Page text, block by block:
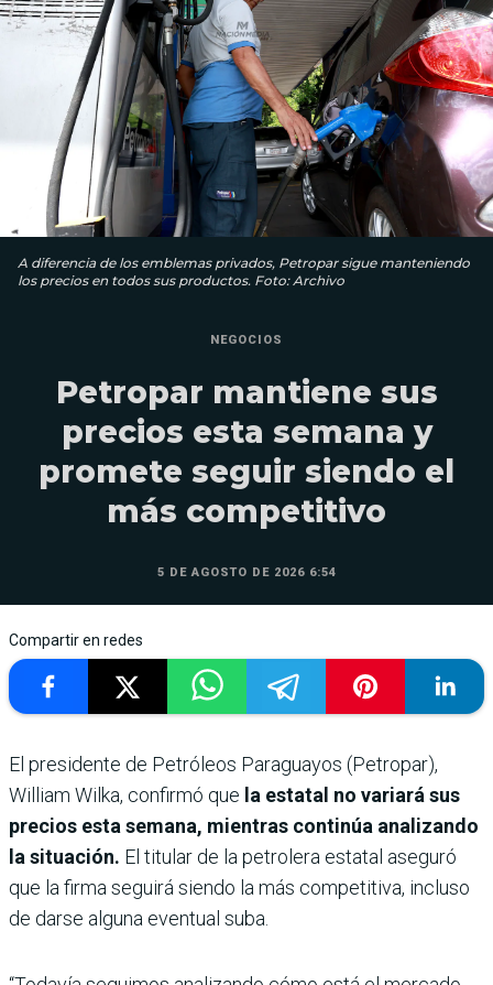
A diferencia de los emblemas privados, Petropar sigue manteniendo
los precios en todos sus productos. Foto: Archivo
NEGOCIOS
Petropar mantiene sus
precios esta semana y
promete seguir siendo el
más competitivo
5 DE AGOSTO DE 2026 6:54
Compartir en redes
El presidente de Petróleos Paraguayos (Petropar),
William Wilka, confirmó que la estatal no variará sus
precios esta semana, mientras continúa analizando
la situación. El titular de la petrolera estatal aseguró
que la firma seguirá siendo la más competitiva, incluso
de darse alguna eventual suba.